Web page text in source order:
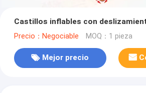
Castillos inflables con
Precio：Negociable MOQ：1 pieza
Mejor precio